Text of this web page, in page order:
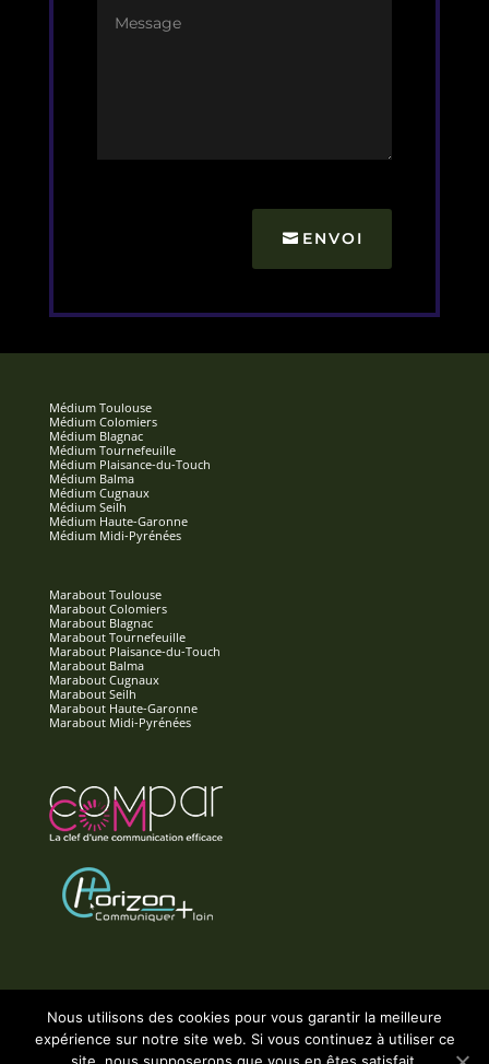
ENVOI
Médium Toulouse
Médium Colomiers
Médium Blagnac
Médium Tournefeuille
Médium Plaisance-du-Touch
Médium Balma
Médium Cugnaux
Médium Seilh
Médium Haute-Garonne
Médium Midi-Pyrénées
Marabout Toulouse
Marabout Colomiers
Marabout Blagnac
Marabout Tournefeuille
Marabout Plaisance-du-Touch
Marabout Balma
Marabout Cugnaux
Marabout Seilh
Marabout Haute-Garonne
Marabout Midi-Pyrénées
Accueil Contact Mentions Légales
Nous utilisons des cookies pour vous garantir la meilleure
expérience sur notre site web. Si vous continuez à utiliser ce